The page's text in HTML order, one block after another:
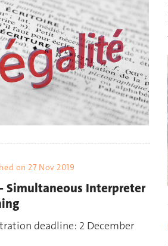
on 27 Nov 2019
Simultaneous Interpreter
deadline: 2 December